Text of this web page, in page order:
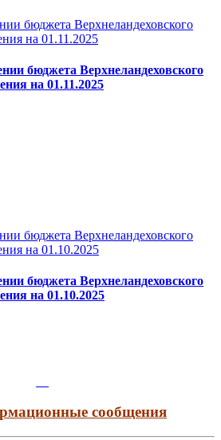
бюджета Верхнеландеховского
на 01.11.2025
бюджета Верхнеландеховского
на 01.11.2025
бюджета Верхнеландеховского
на 01.10.2025
бюджета Верхнеландеховского
на 01.10.2025
сообщения